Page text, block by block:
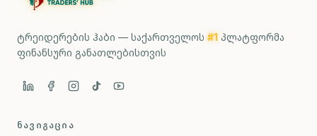
ტრეიდერების ჰაბი — საქართველოს #1 პლატფორმა
ფინანსური განათლებისთვის
ᲜᲐᲕᲘᲒᲐᲪᲘᲐ